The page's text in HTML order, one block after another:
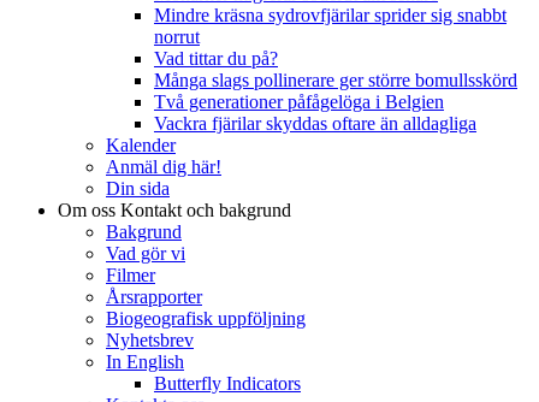
Mindre kräsna sydrovfjärilar sprider sig snabbt
norrut
Vad tittar du på?
Många slags pollinerare ger större bomullsskörd
Två generationer påfågelöga i Belgien
Vackra fjärilar skyddas oftare än alldagliga
Kalender
Anmäl dig här!
Din sida
Om oss Kontakt och bakgrund
Bakgrund
Vad gör vi
Filmer
Årsrapporter
Biogeografisk uppföljning
Nyhetsbrev
In English
Butterfly Indicators